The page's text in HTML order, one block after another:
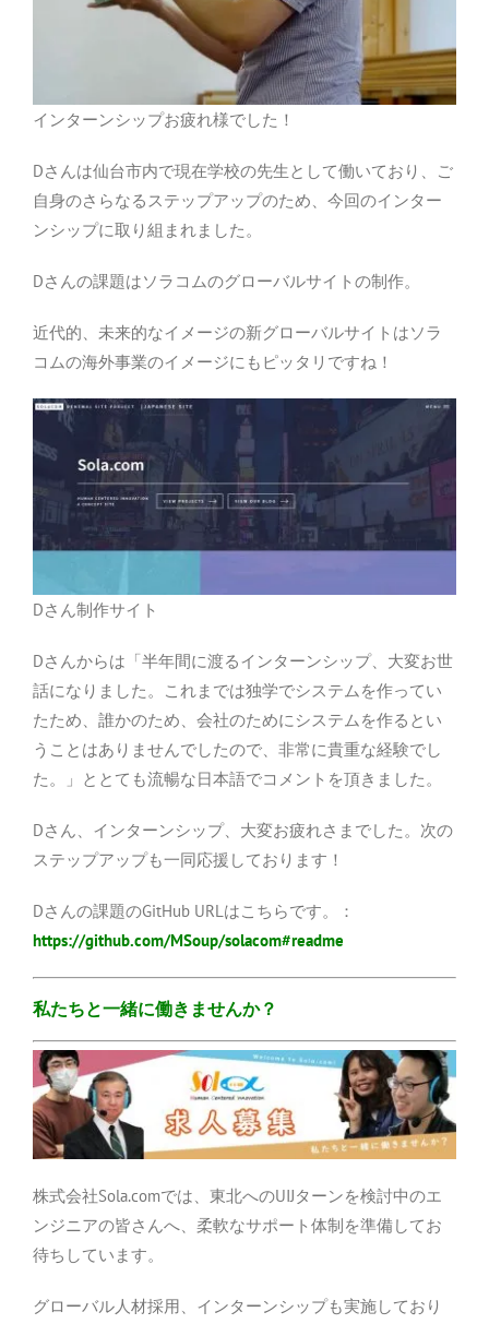
インターンシップお疲れ様でした！
Dさんは仙台市内で現在学校の先生として働いており、ご
自身のさらなるステップアップのため、今回のインター
ンシップに取り組まれました。
Dさんの課題はソラコムのグローバルサイトの制作。
近代的、未来的なイメージの新グローバルサイトはソラ
コムの海外事業のイメージにもピッタリですね！
Dさん制作サイト
Dさんからは「半年間に渡るインターンシップ、大変お世
話になりました。これまでは独学でシステムを作ってい
たため、誰かのため、会社のためにシステムを作るとい
うことはありませんでしたので、非常に貴重な経験でし
た。」ととても流暢な日本語でコメントを頂きました。
Dさん、インターンシップ、大変お疲れさまでした。次の
ステップアップも一同応援しております！
Dさんの課題のGitHub URLはこちらです。：
https://github.com/MSoup/solacom#readme
私たちと一緒に働きませんか？
株式会社Sola.comでは、東北へのUIJターンを検討中のエ
ンジニアの皆さんへ、柔軟なサポート体制を準備してお
待ちしています。
グローバル人材採用、インターンシップも実施しており